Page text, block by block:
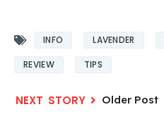
INFO LAVENDER
REVIEW TIPS
Older Post